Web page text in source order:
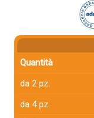
Quantità
da 2 pz.
da 4 pz.